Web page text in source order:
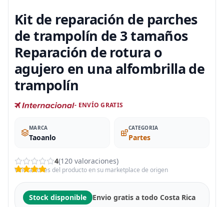
Kit de reparación de parches
de trampolín de 3 tamaños
Reparación de rotura o
agujero en una alfombrilla de
trampolín
- ENVÍO GRATIS
MARCA
Taoanlo
CATEGORIA
Partes
4(120 valoraciones)
Valoraciones del producto en su marketplace de origen
Stock disponible Envio gratis a todo Costa Rica